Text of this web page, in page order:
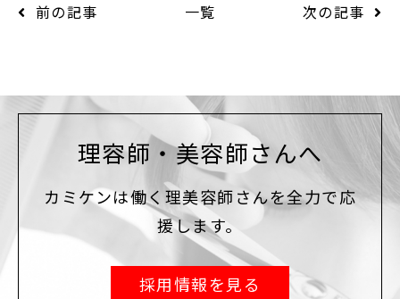
前の記事 一覧 次の記事
理容師・美容師さんへ
カミケンは働く理美容師さんを全力で応
援します。
採用情報を見る